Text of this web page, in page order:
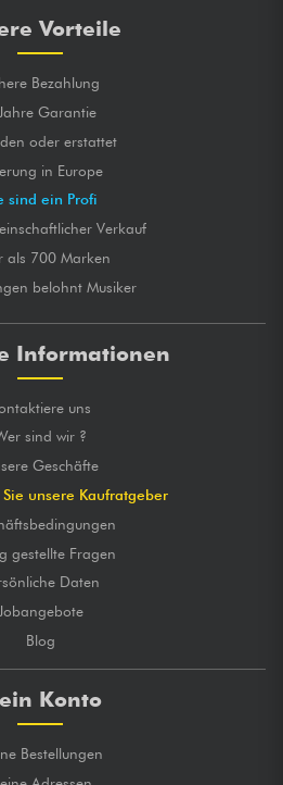
Vorteile
Bezahlung
Garantie
oder erstattet
in Europe
sind ein Profi
Verkauf
als 700 Marken
belohnt Musiker
Informationen
uns
sind wir ?
Geschäfte
unsere Kaufratgeber
gestellte Fragen
Daten
Blog
Konto
Bestellungen